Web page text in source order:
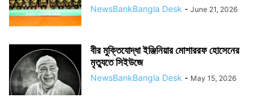
NewsBankBangla Desk - June 21, 2026
বীর মুক্তিযোদ্ধা ইঞ্জিনিয়ার মোশাররফ হোসেনের
মৃত্যুতে সিইউজে
NewsBankBangla Desk - May 15, 2026